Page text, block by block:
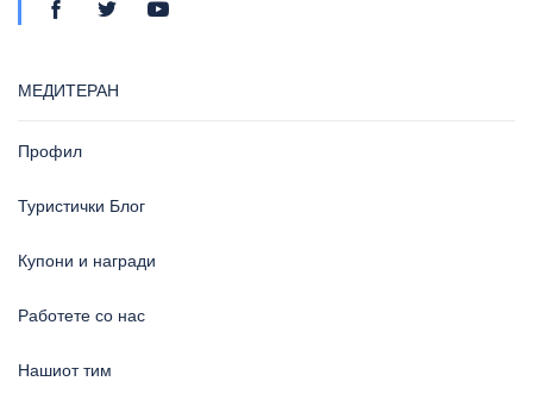
МЕДИТЕРАН
Профил
Туристички Блог
Купони и награди
Работете со нас
Нашиот тим